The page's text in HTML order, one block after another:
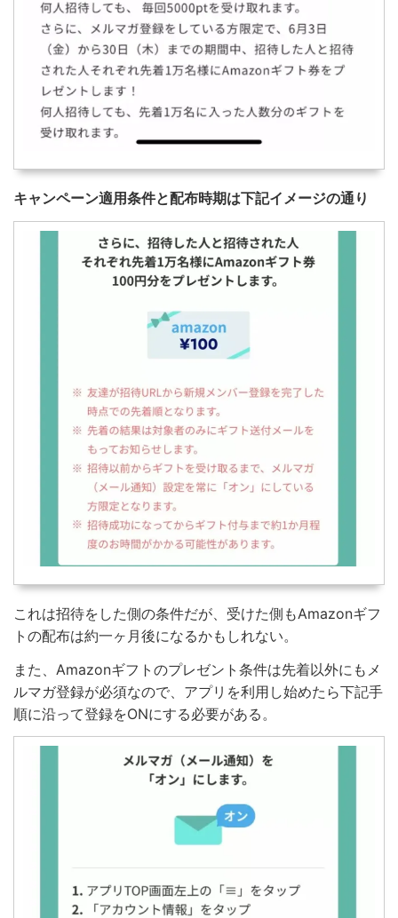
キャンペーン適用条件と配布時期は下記イメージの通り
これは招待をした側の条件だが、受けた側もAmazonギフ
トの配布は約一ヶ月後になるかもしれない。
また、Amazonギフトのプレゼント条件は先着以外にもメ
ルマガ登録が必須なので、アプリを利用し始めたら下記手
順に沿って登録をONにする必要がある。